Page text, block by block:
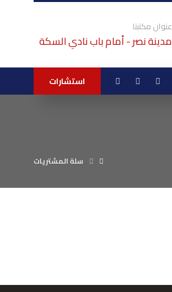
عنوان مكتبنا
مدينة نصر - أمام باب نادي السكة
استشارات
سلة المشتريات